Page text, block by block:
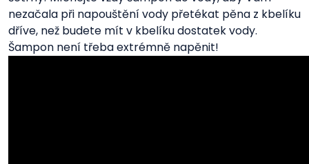
nezačala při napouštění vody přetékat pěna z kbelíku
dříve, než budete mít v kbelíku dostatek vody.
Šampon není třeba extrémně napěnit!